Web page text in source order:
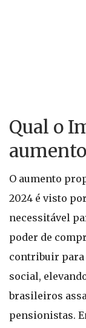
Qual o
O aumento
2024 é visto
necessitável
poder de
contribuir para
social,
brasileiros
pensionistas.